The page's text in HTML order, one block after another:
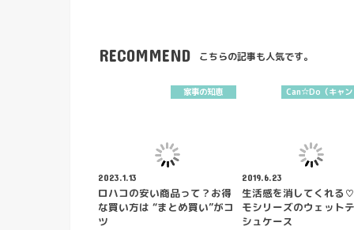
RECOMMEND こちらの記事も人気です。
家事の知恵
2023.1.13
ロハコの安い商品って？お得
な買い方は “まとめ買い”がコ
ツ
Can☆Do（キャン
2019.6.23
生活感を消してくれる
モシリーズのウェット
シュケース